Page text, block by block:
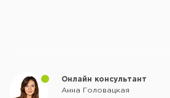
Онлайн консультант
Анна Головацкая